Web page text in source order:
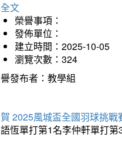
文
榮譽事項：
發佈單位：
建立時間：2025-10-05
瀏覽次數：324
發布者：教學組
2025風城盃全國羽球挑
恆單打第1名李仲軒單打